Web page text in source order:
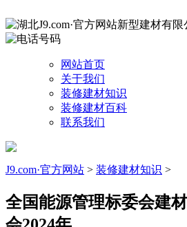
网站首页
关于我们
装修建材知识
装修建材百科
联系我们
J9.com·官方网站 > 装修建材知识 >
全国能源管理标委会建